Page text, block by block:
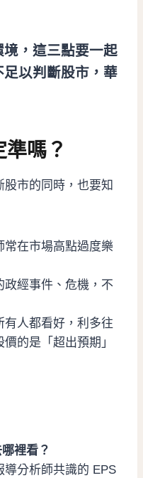
，這三點要一起
以判斷股市，華
嗎？
市的同時，也要知
常在市場高點過度樂
政經事件、危機，不
有人都看好，利多往
的是「超出預期」
裡看？
導分析師共識的 EPS